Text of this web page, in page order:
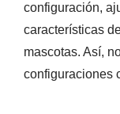
configuración,
características
mascotas. Así,
configuraciones